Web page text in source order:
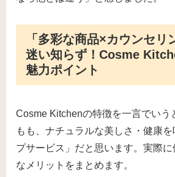
「多彩な商品×カウンセリ
迷い知らず！Cosme
魅力ポイント
Cosme Kitchenの特徴を一言でいう
もも、ナチュラルな美しさ・健康
プサービス」だと思います。実際
なメリットをまとめます。